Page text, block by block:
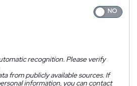
recognition. Please verify
from publicly available sources. If
information, you can contact